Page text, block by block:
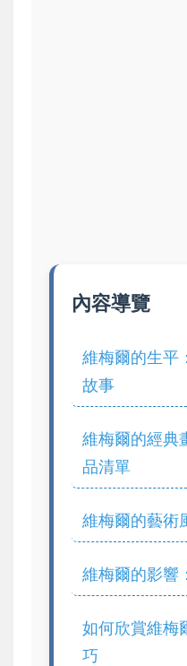
內容導覽
維梅爾的生平
故事
維梅爾的經典
品清單
維梅爾的藝術
維梅爾的影響
如何欣賞維梅
巧